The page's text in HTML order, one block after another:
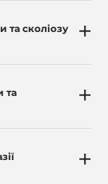
та сколіозу
+
та
+
+